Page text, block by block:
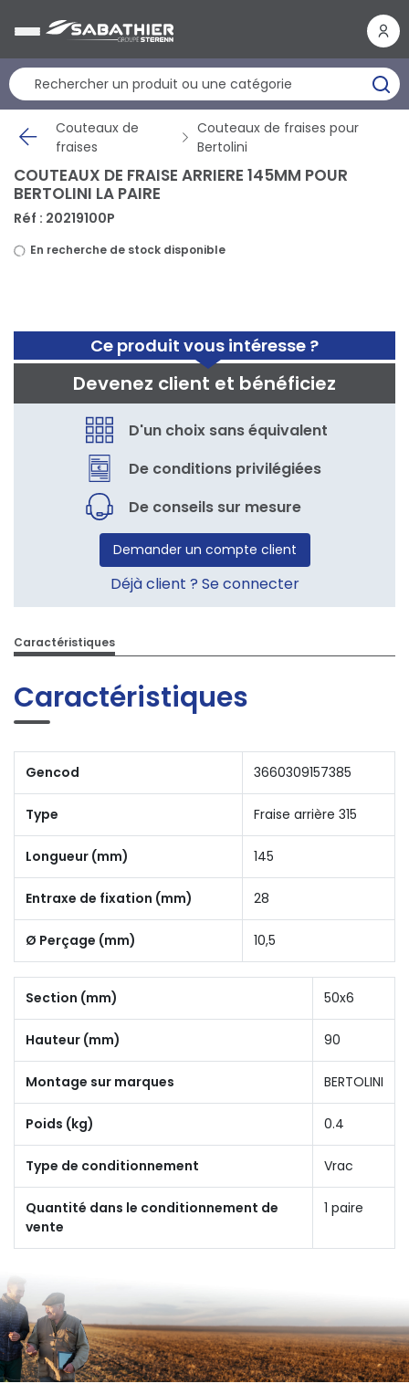
Couteaux de
fraises
Couteaux de fraises pour
Bertolini
Ce produit vous intéresse ?
Devenez client et bénéficiez
D'un choix sans équivalent
De conditions privilégiées
De conseils sur mesure
Demander un compte client
Déjà client ? Se connecter
COUTEAUX DE FRAISE ARRIERE 145MM POUR
BERTOLINI LA PAIRE
Réf : 20219100P
En recherche de stock disponible
Caractéristiques
Caractéristiques
Gencod 3660309157385
Type Fraise arrière 315
Longueur (mm) 145
Entraxe de fixation (mm) 28
Ø Perçage (mm) 10,5
Section (mm) 50x6
Hauteur (mm) 90
Montage sur marques BERTOLINI
Poids (kg) 0.4
Type de conditionnement Vrac
Quantité dans le conditionnement de
vente
1 paire